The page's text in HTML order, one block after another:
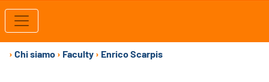
› Chi siamo › Faculty › Enrico Scarpis